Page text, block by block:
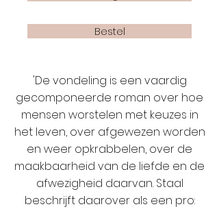
Bestel
'De vondeling is een vaardig
gecomponeerde roman over hoe
mensen worstelen met keuzes in
het leven, over afgewezen worden
en weer opkrabbelen, over de
maakbaarheid van de liefde en de
afwezigheid daarvan. Staal
beschrijft daarover als een pro: